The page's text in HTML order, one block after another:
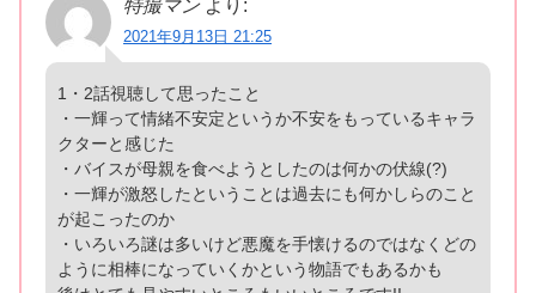
特撮マン より:
2021年9月13日 21:25
1・2話視聴して思ったこと
・一輝って情緒不安定というか不安をもっているキャラ
クターと感じた
・バイスが母親を食べようとしたのは何かの伏線(?)
・一輝が激怒したということは過去にも何かしらのこと
が起こったのか
・いろいろ謎は多いけど悪魔を手懐けるのではなくどの
ように相棒になっていくかという物語でもあるかも